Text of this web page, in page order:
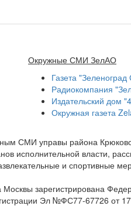
Окружные СМИ ЗелАО
Газета "Зеленоград
Радиокомпания
Издательский дом
Окружная газета
СМИ управы района
исполнительной власти,
и спортивные
Москвы зарегистрирована
Эл №ФС77-67726 от